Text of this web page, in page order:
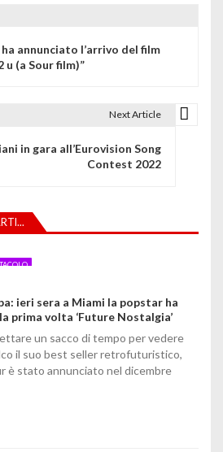
annunciato l’arrivo del film
u (a Sour film)”
Next Article
in gara all’Eurovision Song
Contest 2022
ieri sera a Miami la popstar ha
prima volta ‘Future Nostalgia’
un sacco di tempo per vedere
il suo best seller retrofuturistico,
è stato annunciato nel dicembre